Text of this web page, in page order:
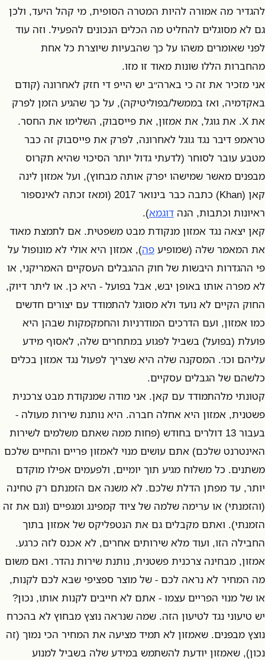
להגדיר מה אמורה להיות המטרה הסופית, מי קהל היעד, ולכן
גם לא מסוגלים להחליט מה הכלים הנכונים להפעיל. וזה עוד
לפני שאומרים משהו על כך שהבעיות שיוצרת כל אחת
מהחברות הללו שונות מאוד זו מזו.
אני מזכיר את זה כי בארה״ב יש הייפ די חזק לאחרונה (קודם
באקדמיה, ואז בממשל/בפוליטיקה), על כך שהגיע הזמן לפרק
את X. את גוגל, את אמזון, את פייסבוק, השלימו את החסר.
טראמפ דיבר נגד גוגל לאחרונה, לפרק את פייסבוק זה כבר
מטבע עובר לסוחר (לדעתי גדול יותר הסיכוי שהיא תקרוס
מבפנים מאשר שמישהו יפרק אותה מבחוץ), ועל אמזון לינה
קאן (Khan) כתבה כבר בינואר 2017 (ומאז זכתה לאינספור
ראיונות וכתבות, הנה דוגמא).
קאן יצאה נגד אמזון מנקודת מבט משפטית. אם לתמצת מאוד
את המאמר שלה (שמופיע פה), אמזון היא אולי לא מונופול על
פי ההגדרות היבשות של חוק ההגבלים העסקיים האמריקני, או
לא מפרה אותו באופן יבש, אבל בפועל - היא כן. או ליתר דיוק,
החוק הקיים לא נועד ולא מסוגל להתמודד עם יצורים חדשים
כמו אמזון, ועם הדרכים המודרניות והחמקמקות שבהן היא
פועלת (בפועל) בשביל לפגוע במתחרים שלה, לאסוף מידע
עליהם וכו׳. המסקנה שלה היא שצריך לפעול נגד אמזון בכלים
כלשהם של הגבלים עסקיים.
קטונתי מלהתמודד עם קאן. אני מודה שמנקודת מבט צרכנית
פשטנית, אמזון היא אחלה חברה. היא נותנת שירות מעולה -
בעבור 13 דולרים בחודש (פחות ממה שאתם משלמים לשירות
האינטרנט שלכם) אתם עושים מנוי לאמזון פריים והחיים שלכם
משתנים. כל משלוח מגיע תוך יומיים, ולפעמים אפילו מוקדם
יותר, עד מפתן הדלת שלכם. לא משנה אם הזמנתם רק טחינה
(והזמנתי) או ערימה שלמה של ציוד קמפינג ומגפיים (וגם את זה
הזמנתי). ואתם מקבלים גם את הנטפליקס של אמזון בתוך
החבילה הזו, ועוד מלא שירותים אחרים, לא אכנס לזה כרגע.
אמזון, מבחינה צרכנית פשטנית, נותנת שירות נהדר. ואם משום
מה המחיר לא נראה לכם - של מוצר ספציפי שבא לכם לקנות,
או של מנוי הפריים עצמו - אתם לא חייבים לקנות אותו, נכון?
יש טיעוני נגד לטיעון הזה. שמה שנראה נוצץ מבחוץ לא בהכרח
נוצץ מבפנים. שאמזון לא תמיד מציעה את המחיר הכי נמוך (זה
נכון), שאמזון יודעת להשתמש במידע שלה בשביל למנוע